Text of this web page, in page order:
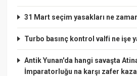
31 Mart seçim yasakları ne
Turbo basınç kontrol valfi ne işe
Antik Yunan'da hangi savaşta
İmparatorluğu na karşı zafer